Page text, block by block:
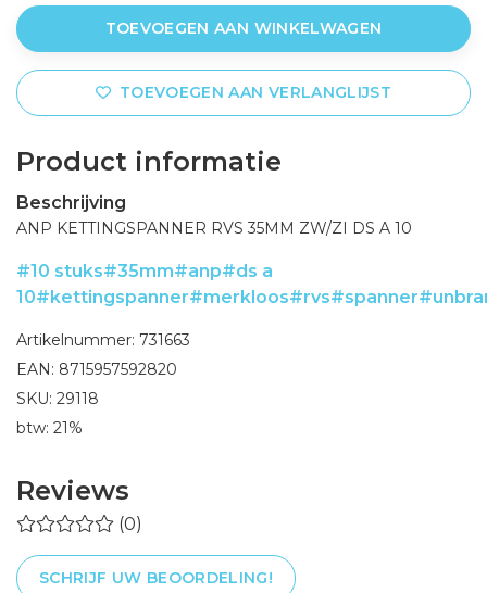
TOEVOEGEN AAN WINKELWAGEN
TOEVOEGEN AAN VERLANGLIJST
Product informatie
Beschrijving
ANP KETTINGSPANNER RVS 35MM ZW/ZI DS A 10
#10 stuks#35mm#anp#ds a
10#kettingspanner#merkloos#rvs#spanner
Artikelnummer: 731663
EAN: 8715957592820
SKU: 29118
btw: 21%
Reviews
(0)
SCHRIJF UW BEOORDELING!